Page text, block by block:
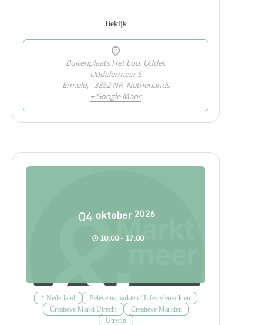
Bekijk
Buitenplaats Het Loo, Uddel,
Uddelermeer 5
Ermelo, 3852 NR Netherlands
+ Google Maps
04 oktober 2026
10:00 - 17:00
* Nederland
Belevenismarkten / Lifestylemarkten
Creatieve Markt Utrecht
Creatieve Markten
Utrecht